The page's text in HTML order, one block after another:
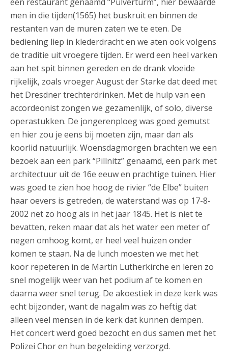
men in die tijden(1565) het buskruit en binnen de
restanten van de muren zaten we te eten. De
bediening liep in klederdracht en we aten ook volgens
de traditie uit vroegere tijden. Er werd een heel varken
aan het spit binnen gereden en de drank vloeide
rijkelijk, zoals vroeger August der Starke dat deed met
het Dresdner trechterdrinken. Met de hulp van een
accordeonist zongen we gezamenlijk, of solo, diverse
operastukken. De jongerenploeg was goed gemutst
en hier zou je eens bij moeten zijn, maar dan als
koorlid natuurlijk. Woensdagmorgen brachten we een
bezoek aan een park “Pillnitz” genaamd, een park met
architectuur uit de 16e eeuw en prachtige tuinen. Hier
was goed te zien hoe hoog de rivier “de Elbe” buiten
haar oevers is getreden, de waterstand was op 17-8-
2002 net zo hoog als in het jaar 1845. Het is niet te
bevatten, reken maar dat als het water een meter of
negen omhoog komt, er heel veel huizen onder
komen te staan. Na de lunch moesten we met het
koor repeteren in de Martin Lutherkirche en leren zo
snel mogelijk weer van het podium af te komen en
daarna weer snel terug. De akoestiek in deze kerk was
echt bijzonder, want de nagalm was zo heftig dat
alleen veel mensen in de kerk dat kunnen dempen.
Het concert werd goed bezocht en dus samen met het
Polizei Chor en hun begeleiding verzorgd.